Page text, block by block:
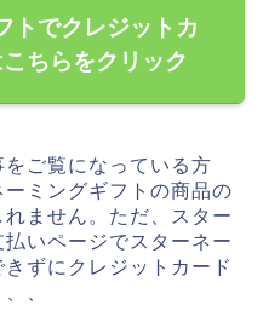
トでクレジットカ
ちらをクリック
ご覧になっている方
ミングギフトの商品の
ません。ただ、スター
いページでスターネー
ずにクレジットカード
、